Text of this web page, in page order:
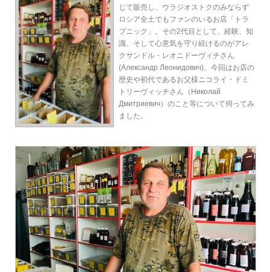
じて販売し、ウラジオストクのみならず
ロシア全土でもファンのいるお店「トラ
ブニック」。その2代目として、経験、知
識、そして心意気を守り続けるのがアレ
クサンドル・レオニドーヴィチさん
(Александр Леонидович)。今回はお店の
歴史や初代であるお父様ニコライ・ドミ
トリーヴィッチさん（Николай
Дмитриевич）のこと等について伺ってみ
ました。